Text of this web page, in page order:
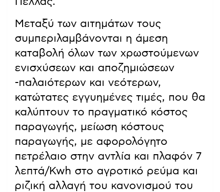
Μεταξύ των αιτημάτων τους
συμπεριλαμβάνονται η άμεση
καταβολή όλων των χρωστούμενων
ενισχύσεων και αποζημιώσεων
-παλαιότερων και νεότερων,
κατώτατες εγγυημένες τιμές, που θα
καλύπτουν το πραγματικό κόστος
παραγωγής, μείωση κόστους
παραγωγής, με αφορολόγητο
πετρέλαιο στην αντλία και πλαφόν 7
λεπτά/Kwh στο αγροτικό ρεύμα και
ριζική αλλαγή του κανονισμού του